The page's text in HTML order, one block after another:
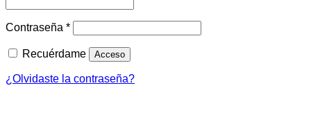
Contraseña *Obligatorio
Recuérdame Acceso
¿Olvidaste la contraseña?